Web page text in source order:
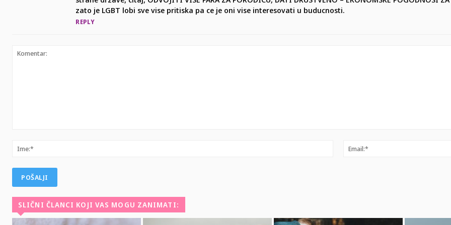
zato je LGBT lobi sve vise pritiska pa ce je oni vise interesovati u buducnosti.
REPLY
Ime:*
SLIČNI ČLANCI KOJI VAS MOGU ZANIMATI: